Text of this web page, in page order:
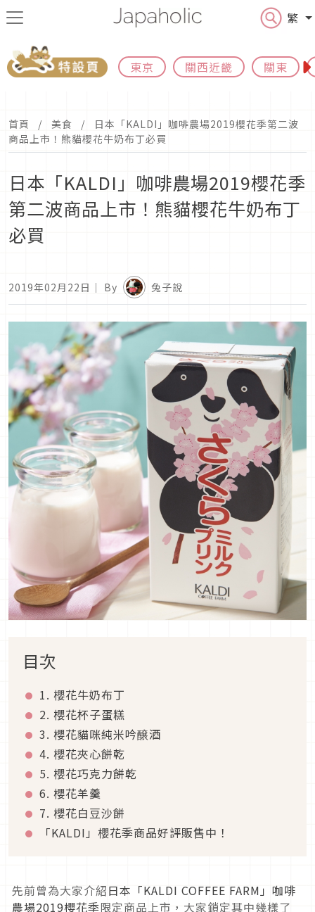
繁
東京 關西近畿 關東
首頁 美食
日本「KALDI」咖啡農場2019櫻花季第二波
商品上市！熊貓櫻花牛奶布丁必買
日本「KALDI」咖啡農場2019櫻花季
第二波商品上市！熊貓櫻花牛奶布丁
必買
2019年02月22日 ｜ By 兔子說
目次
1. 櫻花牛奶布丁
2. 櫻花杯子蛋糕
3. 櫻花貓咪純米吟醸酒
4. 櫻花夾心餅乾
5. 櫻花巧克力餅乾
6. 櫻花羊羹
7. 櫻花白豆沙餅
「KALDI」櫻花季商品好評販售中！
先前曾為大家介紹日本「KALDI COFFEE FARM」咖啡
農場2019櫻花季限定商品上市，大家鎖定其中幾樣了